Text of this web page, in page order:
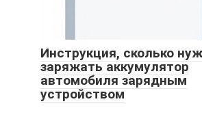
Инструкция, сколько
заряжать аккумулятор
автомобиля зарядным
устройством